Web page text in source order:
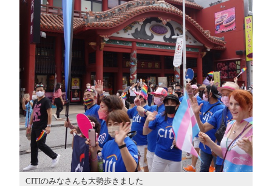
CITIのみなさんも大勢歩きました